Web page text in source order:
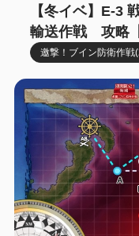
【冬イベ】E-3
輸送作戦 攻略
邀撃！ブイン防衛作戦